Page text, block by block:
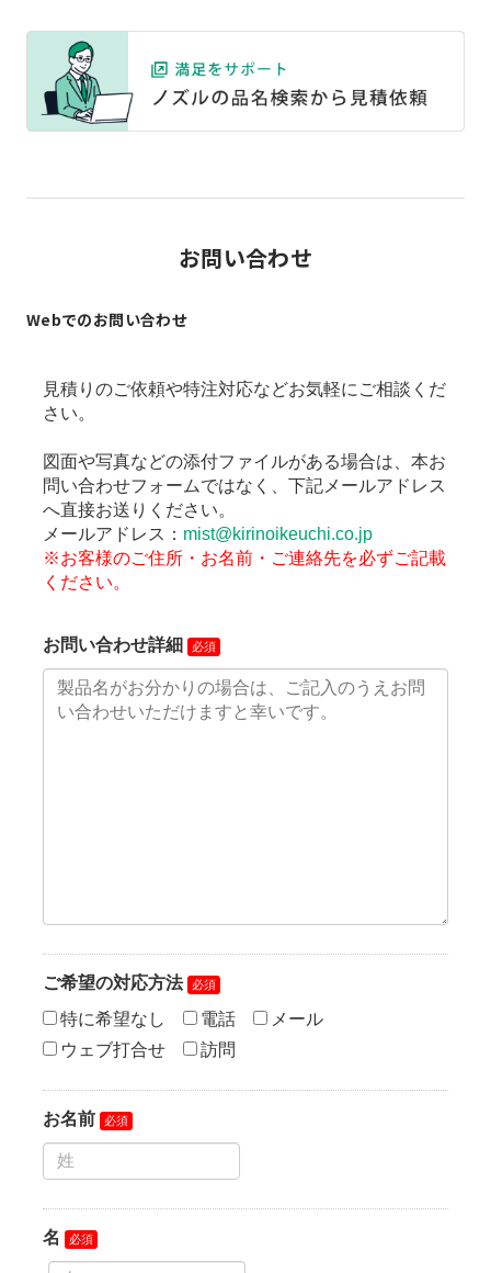
お問い合わせ
Webでのお問い合わせ